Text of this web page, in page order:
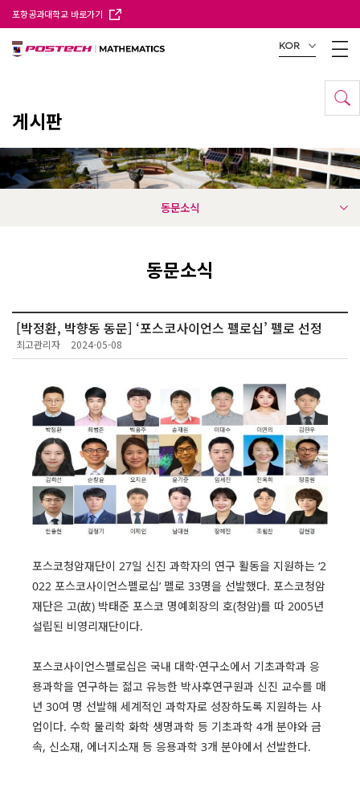
포항공과대학교 바로가기
KOR
게시판
동문소식
동문소식
[박정환, 박향동 동문] ‘포스코사이언스 펠로십’ 펠로 선정
최고관리자 2024-05-08
포스코청암재단이 27일 신진 과학자의 연구 활동을 지원하는 ‘2
022 포스코사이언스펠로십’ 펠로 33명을 선발했다. 포스코청암
재단은 고(故) 박태준 포스코 명예회장의 호(청암)를 따 2005년
설립된 비영리재단이다.
포스코사이언스펠로십은 국내 대학·연구소에서 기초과학과 응
용과학을 연구하는 젊고 유능한 박사후연구원과 신진 교수를 매
년 30여 명 선발해 세계적인 과학자로 성장하도록 지원하는 사
업이다. 수학 물리학 화학 생명과학 등 기초과학 4개 분야와 금
속, 신소재, 에너지소재 등 응용과학 3개 분야에서 선발한다.